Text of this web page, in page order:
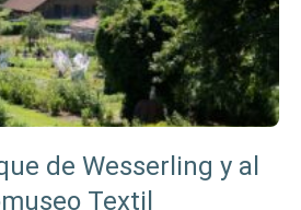
de Wesserling y al
Textil